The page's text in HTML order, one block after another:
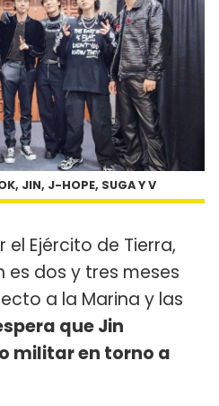
JIN, J-HOPE, SUGA Y V
Ejército de Tierra,
dos y tres meses
a la Marina y las
que Jin
militar en torno a